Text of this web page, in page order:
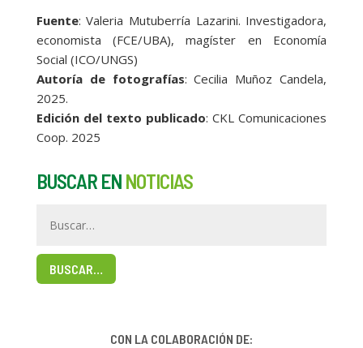
Fuente: Valeria Mutuberría Lazarini. Investigadora,
economista (FCE/UBA), magíster en Economía
Social (ICO/UNGS)
Autoría de fotografías: Cecilia Muñoz Candela,
2025.
Edición del texto publicado: CKL Comunicaciones
Coop. 2025
BUSCAR EN NOTICIAS
BUSCAR…
CON LA COLABORACIÓN DE: